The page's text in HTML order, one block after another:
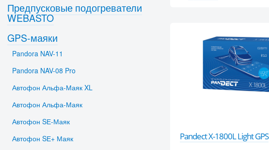
Pandect X-1800L Light GPS
Предпусковые подогреватели
WEBASTO
GPS-маяки
Pandora NAV-11
Pandora NAV-08 Pro
Автофон Альфа-Маяк XL
Автофон Альфа-Маяк
Автофон SЕ-Маяк
Автофон SЕ+ Маяк